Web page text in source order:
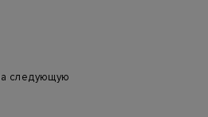
следующую